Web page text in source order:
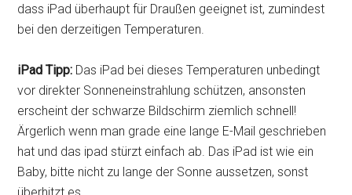
dass iPad überhaupt für Draußen geeignet ist, zumindest
bei den derzeitigen Temperaturen.
iPad Tipp: Das iPad bei dieses Temperaturen unbedingt
vor direkter Sonneneinstrahlung schützen, ansonsten
erscheint der schwarze Bildschirm ziemlich schnell!
Ärgerlich wenn man grade eine lange E-Mail geschrieben
hat und das ipad stürzt einfach ab. Das iPad ist wie ein
Baby, bitte nicht zu lange der Sonne aussetzen, sonst